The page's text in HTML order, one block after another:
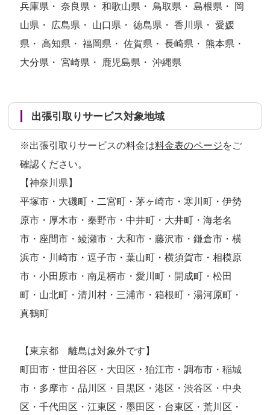
兵庫県・ 奈良県・ 和歌山県・ 鳥取県・ 島根県・ 岡
山県・ 広島県・ 山口県・ 徳島県・ 香川県・ 愛媛
県・ 高知県・ 福岡県・ 佐賀県・ 長崎県・ 熊本県・
大分県・ 宮崎県・ 鹿児島県・ 沖縄県
出張引取りサービス対象地域
※出張引取りサービスの料金は料金表のページをご
確認ください。
【神奈川県】
平塚市・大磯町・二宮町・茅ヶ崎市・寒川町・伊勢
原市・厚木市・秦野市・中井町・大井町・海老名
市・座間市・綾瀬市・大和市・藤沢市・鎌倉市・横
浜市・川崎市・逗子市・葉山町・横須賀市・相模原
市・小田原市・南足柄市・愛川町・開成町・松田
町・山北町・清川村・三浦市・箱根町・湯河原町・
真鶴町
【東京都 離島は対象外です】
町田市・世田谷区・大田区・狛江市・調布市・稲城
市・多摩市・品川区・目黒区・港区・渋谷区・中央
区・千代田区・江東区・墨田区・台東区・荒川区・